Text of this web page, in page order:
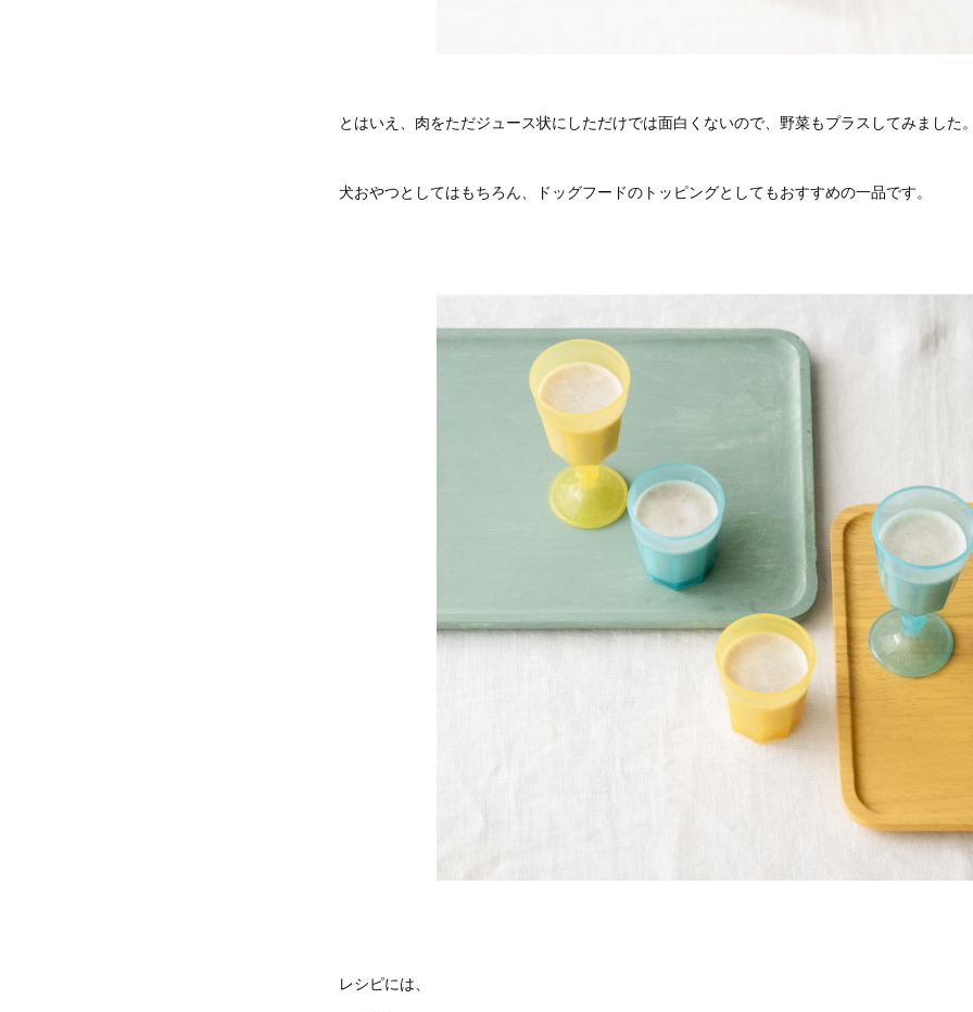
とはいえ、肉をただジュース状にしただけでは面白くないので、野菜もプラスしてみました
犬おやつとしてはもちろん、ドッグフードのトッピングとしてもおすすめの一品です。
レシピには、